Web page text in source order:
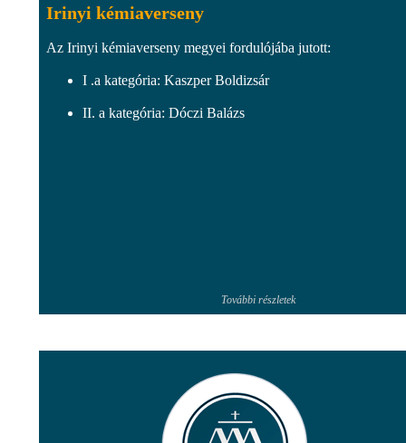
Irinyi kémiaverseny
Az Irinyi kémiaverseny megyei fordulójába jutott:
I .a kategória: Kaszper Boldizsár
II. a kategória: Dóczi Balázs
További részletek